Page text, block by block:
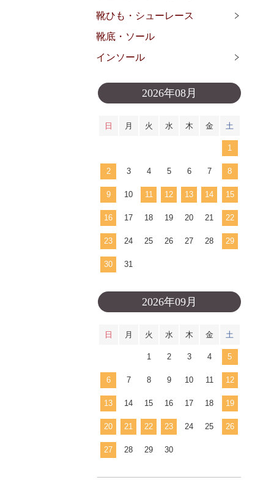
靴ひも・シューレース
靴底・ソール
インソール
2026年08月
日 月 火 水 木 金 土
1
2 3 4 5 6 7 8
9 10 11 12 13 14 15
16 17 18 19 20 21 22
23 24 25 26 27 28 29
30 31
2026年09月
日 月 火 水 木 金 土
1 2 3 4 5
6 7 8 9 10 11 12
13 14 15 16 17 18 19
20 21 22 23 24 25 26
27 28 29 30